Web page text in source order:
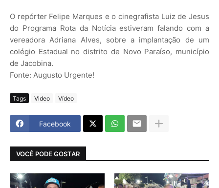
O repórter Felipe Marques e o cinegrafista Luiz de Jesus
do Programa Rota da Notícia estiveram falando com a
vereadora Adriana Alves, sobre a implantação de um
colégio Estadual no distrito de Novo Paraíso, município
de Jacobina.
Fonte: Augusto Urgente!
Tags Video Vídeo
Facebook
VOCÊ PODE GOSTAR